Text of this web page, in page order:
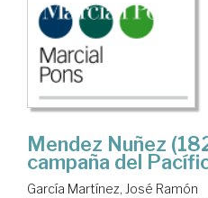
Mendez Nuñez
campaña del
García Martínez, José Ramón